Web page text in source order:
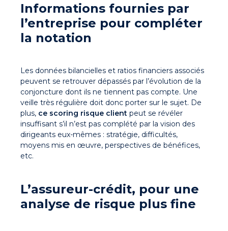
Informations fournies par
l’entreprise pour compléter
la notation
Les données bilancielles et ratios financiers associés
peuvent se retrouver dépassés par l’évolution de la
conjoncture dont ils ne tiennent pas compte. Une
veille très régulière doit donc porter sur le sujet. De
plus, ce scoring risque client peut se révéler
insuffisant s’il n’est pas complété par la vision des
dirigeants eux-mêmes : stratégie, difficultés,
moyens mis en œuvre, perspectives de bénéfices,
etc.
L’assureur-crédit, pour une
analyse de risque plus fine